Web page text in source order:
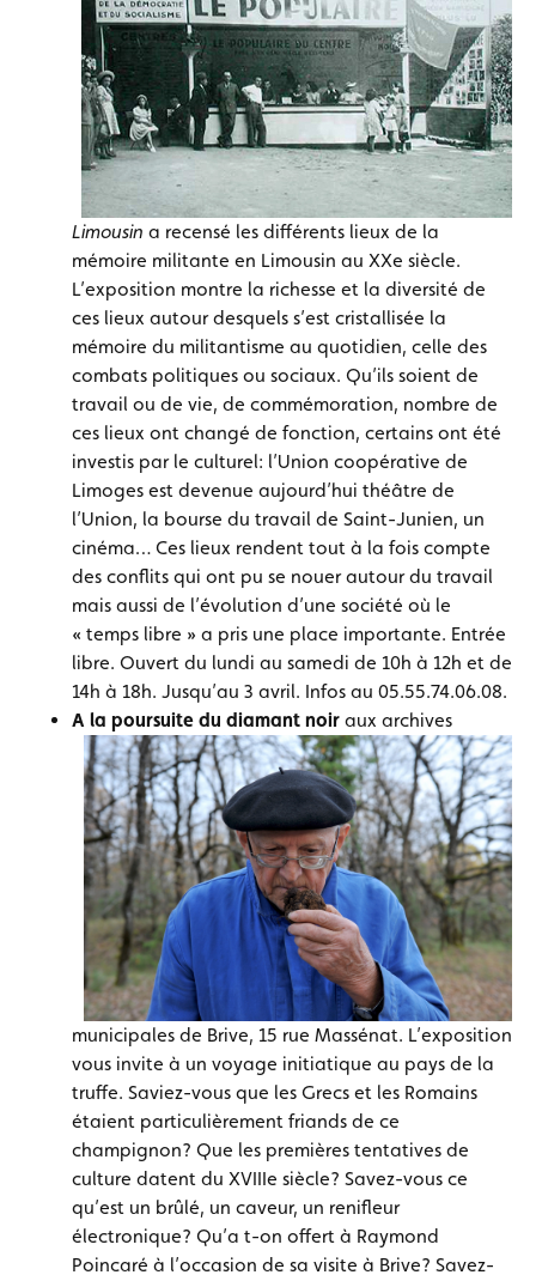
Limousin a recensé les différents lieux de la
mémoire militante en Limousin au XXe siècle.
L’exposition montre la richesse et la diversité de
ces lieux autour desquels s’est cristallisée la
mémoire du militantisme au quotidien, celle des
combats politiques ou sociaux. Qu’ils soient de
travail ou de vie, de commémoration, nombre de
ces lieux ont changé de fonction, certains ont été
investis par le culturel: l’Union coopérative de
Limoges est devenue aujourd’hui théâtre de
l’Union, la bourse du travail de Saint-Junien, un
cinéma… Ces lieux rendent tout à la fois compte
des conflits qui ont pu se nouer autour du travail
mais aussi de l’évolution d’une société où le
« temps libre » a pris une place importante. Entrée
libre. Ouvert du lundi au samedi de 10h à 12h et de
14h à 18h. Jusqu’au 3 avril. Infos au 05.55.74.06.08.
A la poursuite du diamant noir aux archives
municipales de Brive, 15 rue Massénat. L’exposition
vous invite à un voyage initiatique au pays de la
truffe. Saviez-vous que les Grecs et les Romains
étaient particulièrement friands de ce
champignon? Que les premières tentatives de
culture datent du XVIIIe siècle? Savez-vous ce
qu’est un brûlé, un caveur, un renifleur
électronique? Qu’a t-on offert à Raymond
Poincaré à l’occasion de sa visite à Brive? Savez-